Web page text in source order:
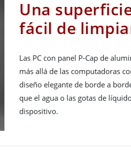
Una
fácil de
Las PC con panel P-Cap de
más allá de las computadoras
diseño elegante de borde a
que el agua o las gotas de
dispositivo.